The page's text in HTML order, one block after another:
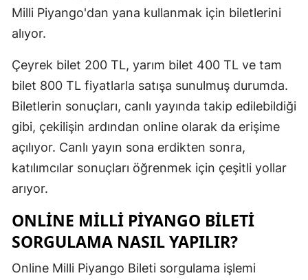
Eskişehir
Giresun
Gümüşhane
Hakkari
Mersin
İzmir
Milli Piyango'dan yana kullanmak için biletlerini
alıyor.
Çeyrek bilet 200 TL, yarım bilet 400 TL ve tam
bilet 800 TL fiyatlarla satışa sunulmuş durumda.
Biletlerin sonuçları, canlı yayında takip edilebildiği
gibi, çekilişin ardından online olarak da erişime
açılıyor. Canlı yayın sona erdikten sonra,
katılımcılar sonuçları öğrenmek için çeşitli yollar
arıyor.
ONLINE MILLI PIYANGO BILETI
SORGULAMA NASIL YAPILIR?
Online Milli Piyango Bileti sorgulama işlemi